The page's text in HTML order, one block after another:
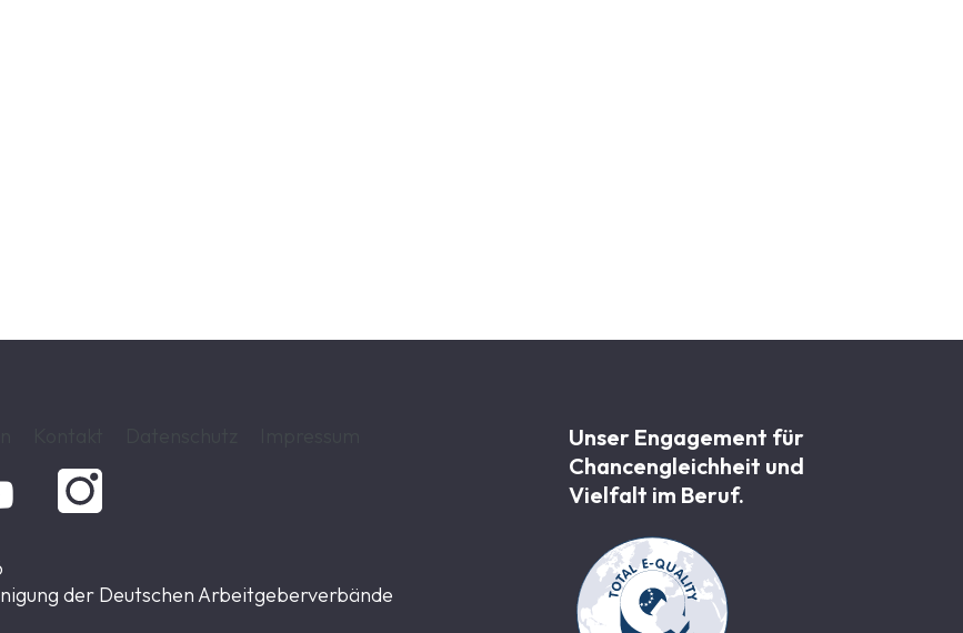
der Deutschen Arbeitgeberverbände
Unser Engagement für
Chancen­gleichheit und
Vielfalt im Beruf.